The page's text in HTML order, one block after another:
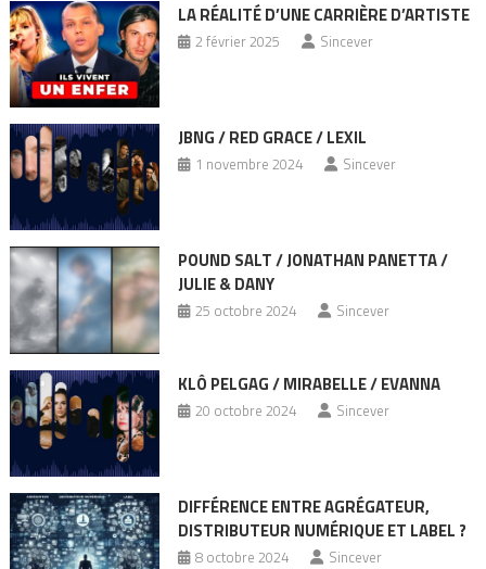
LA RÉALITÉ D’UNE CARRIÈRE D’ARTISTE
2 février 2025 Sincever
JBNG / RED GRACE / LEXIL
1 novembre 2024 Sincever
POUND SALT / JONATHAN PANETTA /
JULIE & DANY
25 octobre 2024 Sincever
KLÔ PELGAG / MIRABELLE / EVANNA
20 octobre 2024 Sincever
DIFFÉRENCE ENTRE AGRÉGATEUR,
DISTRIBUTEUR NUMÉRIQUE ET LABEL ?
8 octobre 2024 Sincever